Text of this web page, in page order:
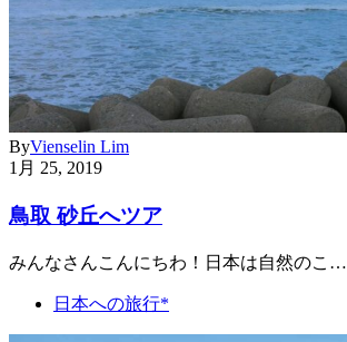
ByVienselin Lim
1月 25, 2019
鳥取 砂丘へツア
みんなさんこんにちわ！日本は自然のこ…
日本への旅行*